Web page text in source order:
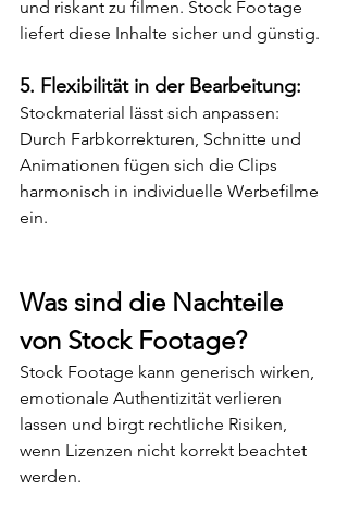
und riskant zu filmen. Stock Footage
liefert diese Inhalte sicher und günstig.
5. Flexibilität in der Bearbeitung:
Stockmaterial lässt sich anpassen:
Durch Farbkorrekturen, Schnitte und
Animationen fügen sich die Clips
harmonisch in individuelle Werbefilme
ein.
Was sind die Nachteile
von Stock Footage?
Stock Footage kann generisch wirken,
emotionale Authentizität verlieren
lassen und birgt rechtliche Risiken,
wenn Lizenzen nicht korrekt beachtet
werden.